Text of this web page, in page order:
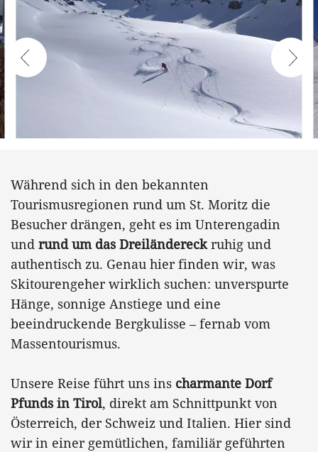
Während sich in den bekannten
Tourismusregionen rund um St. Moritz die
Besucher drängen, geht es im Unterengadin
und rund um das Dreiländereckruhig und
authentisch zu. Genau hier finden wir, was
Skitourengeher wirklich suchen: unverspurte
Hänge, sonnige Anstiege und eine
beeindruckende Bergkulisse – fernab vom
Massentourismus.
Unsere Reise führt uns ins charmante Dorf
Pfunds in Tirol, direkt am Schnittpunkt von
Österreich, der Schweiz und Italien. Hier sind
wir in einer gemütlichen, familiär geführten